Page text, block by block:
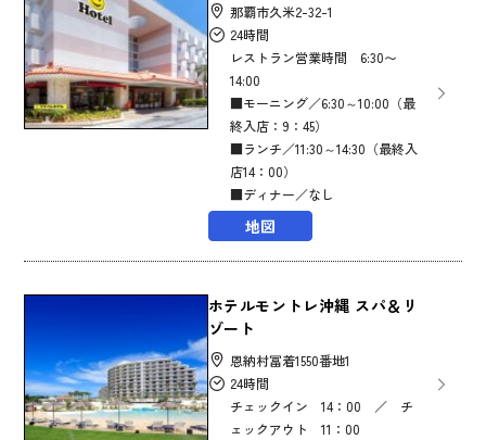
那覇市久米2-32-1
24時間
レストラン営業時間 6:30〜
14:00
■モーニング／6:30～10:00（最
終入店：9：45）
■ランチ／11:30～14:30（最終入
店14：00）
■ディナー／なし
地図
ホテルモントレ沖縄 スパ＆リ
ゾート
恩納村冨着1550番地1
24時間
チェックイン 14：00 ／ チ
ェックアウト 11：00